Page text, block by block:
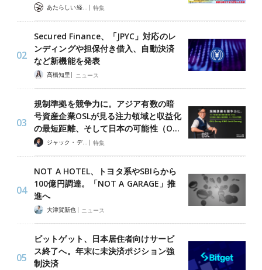
あたらしい経済 編集部 | 特集
Secured Finance、「JPYC」対応のレ
ンディングや担保付き借入、自動決済
など新機能を発表
髙橋知里 | ニュース
規制準拠を競争力に。アジア有数の暗
号資産企業OSLが見る注力領域と収益化
の最短距離、そして日本の可能性（O…
ジャック・デロン（Jack Derong） | 特集
NOT A HOTEL、トヨタ系やSBIらから
100億円調達。「NOT A GARAGE」推
進へ
大津賀新也 | ニュース
ビットゲット、日本居住者向けサービ
ス終了へ。年末に未決済ポジション強
制決済